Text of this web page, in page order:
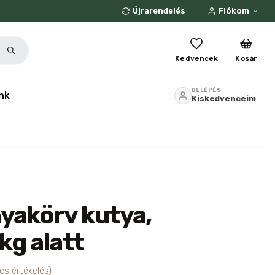
Újrarendelés Fiókom
Kedvencek Kosár
BELÉPÉS
Kiskedvenceim
kutya,
alatt
értékelés)